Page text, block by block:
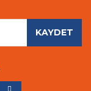
KAYDET